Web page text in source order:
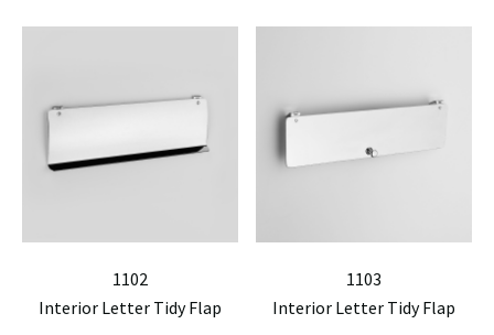
1102
Interior Letter Tidy Flap
1103
Interior Letter Tidy Flap